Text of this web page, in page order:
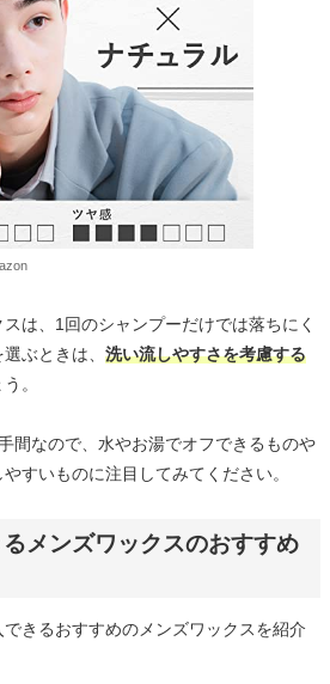
は、1回のシャンプーだけでは落ちにく
ぶときは、 洗い流しやすさを考慮する
。
間なので、水やお湯でオフできるものや
すいものに注目してみてください。
るメンズワックスのおすすめ
きるおすすめのメンズワックスを紹介